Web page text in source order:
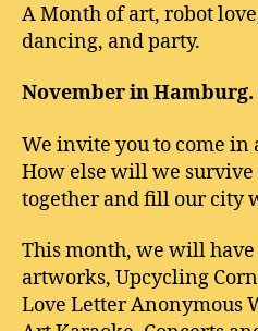
A Month of art, robot
dancing, and party.
November in Hamburg.
We invite you to come in
How else will we survive
together and fill our city
This month, we will
artworks, Upcycling
Love Letter Anonymous